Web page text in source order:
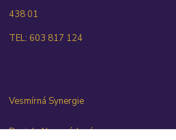
438 01
TEL: 603 817 124
Vesmírná Synergie
Daniela Novosádová